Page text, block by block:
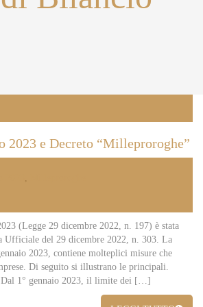
2023 e Decreto “Milleproroghe”
,
(Legge 29 dicembre 2022, n. 197) è stata
Ufficiale del 29 dicembre 2022, n. 303. La
2023, contiene molteplici misure che
Di seguito si illustrano le principali.
1° gennaio 2023, il limite dei […]